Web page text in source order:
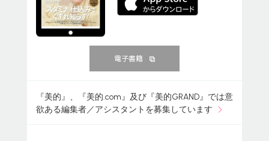
電子書籍
『美的』、『美的.com』及び『美的GRAND』では意
欲ある編集者／アシスタントを募集しています